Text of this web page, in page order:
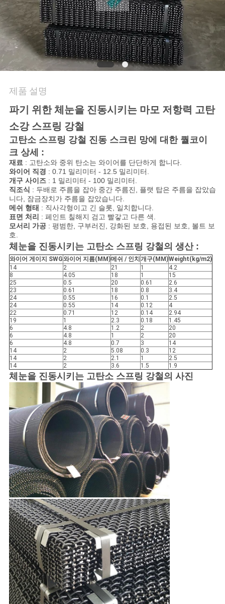
기
뉴
스
사
건
사
이
트
맵
PRIVACY
POLICY
제품 설명
파기 위한 체눈을 진동시키는 마모 저항력 고탄
소강 스프링 강철
고탄소 스프링 강철 진동 스크린 망에 대한 퀄코이
크 상세 :
재료: 고탄소와 중위 탄소는 와이어를 단단하게 합니다.
와이어 직경 : 0.71 밀리미터 - 12.5 밀리미터.
개구 사이즈: 1 밀리미터 - 100 밀리미터.
직조식 : 두배로 주름을 잡아 중간 주름진, 플랫 탑은 주름을 잡았습
니다, 잠금장치가 주름을 잡았습니다.
메쉬 형태 : 직사각형이고 긴 슬롯, 일치합니다.
표면 처리 : 페인트 칠해지 검고 빨갛고 다른 색.
모서리 가공: 평범한, 구부러진, 강화된 보호, 용접된 보호, 볼트 보
호.
체눈을 진동시키는 고탄소 스프링 강철의 생산 :
와이어 게이지 SWG와이어 지름(MM)메쉬 / 인치 개구(MM)Weight(kg/m2)
14
2 21 1
4.2
8
4.05 18 1
15
25
0.5 20 0.61
2.6
23
0.61 18 0.8
3.4
24
0.55 16 0.1
2.5
24
0.55 14 0.12
4
22
0.71 12 0.14
2.94
19
1 2.3 0.18
1.45
6
4.8 1.2 2
20
6
4.8 1 2
20
6
4.8 0.7 3
14
14
2 5.08 0.3
12
14
2 2.1 1
2.5
14
2 3.6 1.5 1.9
체눈을 진동시키는 고탄소 스프링 강철의 사진